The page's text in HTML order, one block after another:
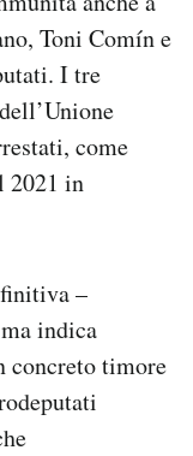
Toni Comín e
I tre
come
2021 in
–
indica
concreto timore